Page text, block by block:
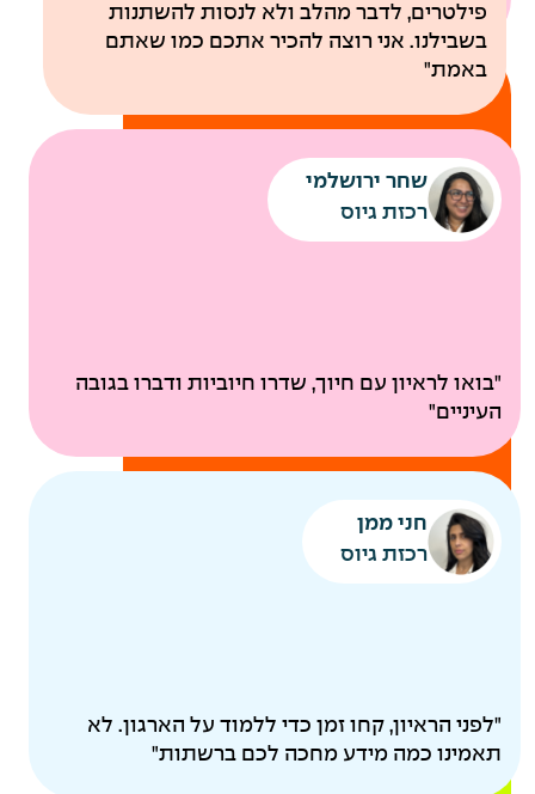
ביטוח בריאות קולקטיבי
בדיקות רפואיות תקופתיות
הורים
פילטרים, לדבר מהלב ולא לנסות להשתנות
בשבילנו. אני רוצה להכיר אתכם כמו שאתם
באמת"
שחר ירושלמי
רכזת גיוס
"בואו לראיון עם חיוך, שדרו חיוביות ודברו בגובה
העיניים"
חני ממן
רכזת גיוס
"לפני הראיון, קחו זמן כדי ללמוד על הארגון. לא
תאמינו כמה מידע מחכה לכם ברשתות"